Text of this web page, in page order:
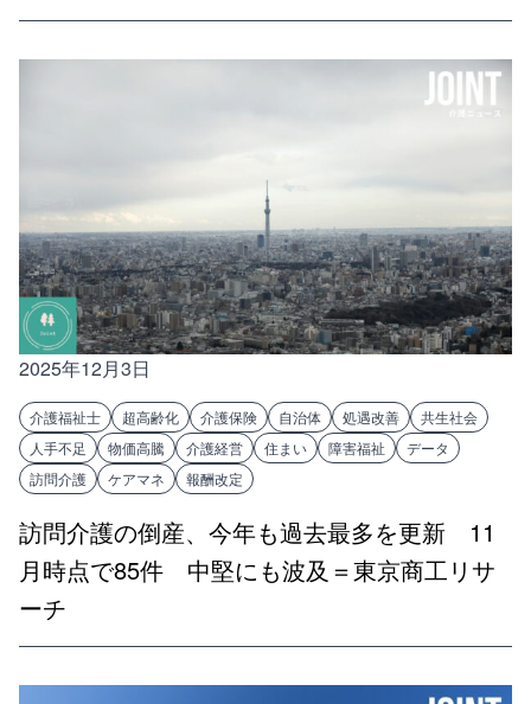
2025年12月3日
介護福祉士 超高齢化 介護保険 自治体 処遇改善
共生社会
人手不足
物価高騰 介護経営 住まい 障害福祉
データ
訪問介護
ケアマネ 報酬改定
訪問介護の倒産、今年も過去最多を更新 11
月時点で85件 中堅にも波及＝東京商工リサ
ーチ